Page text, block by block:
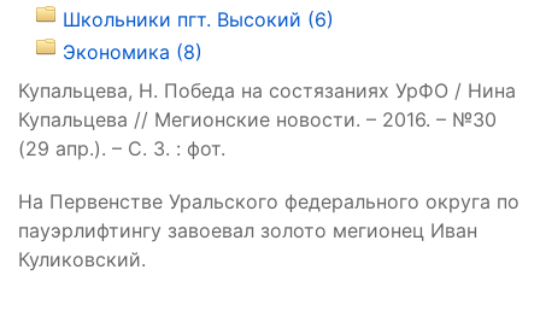
Школьники пгт. Высокий (6)
Экономика (8)
Купальцева, Н. Победа на состязаниях УрФО / Нина
Купальцева // Мегионские новости. – 2016. – №30
(29 апр.). – С. 3. : фот.
На Первенстве Уральского федерального округа по
пауэрлифтингу завоевал золото мегионец Иван
Куликовский.